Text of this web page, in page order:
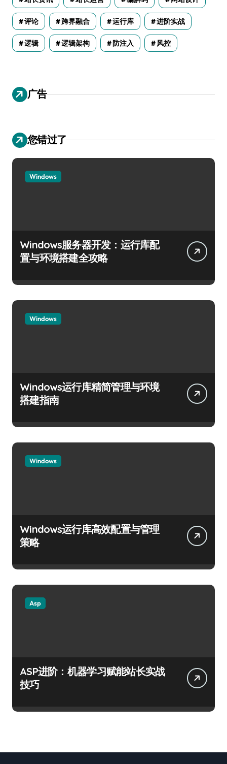
评论 跨界融合 运行库 进阶实战
逻辑 逻辑架构 防注入 风控
广告
您错过了
Windows
Windows服务器开发：运行库配
置与环境搭建全攻略
Windows
Windows运行库精简管理与环境
搭建指南
Windows
Windows运行库高效配置与管理
策略
Asp
ASP进阶：机器学习赋能站长实战
技巧